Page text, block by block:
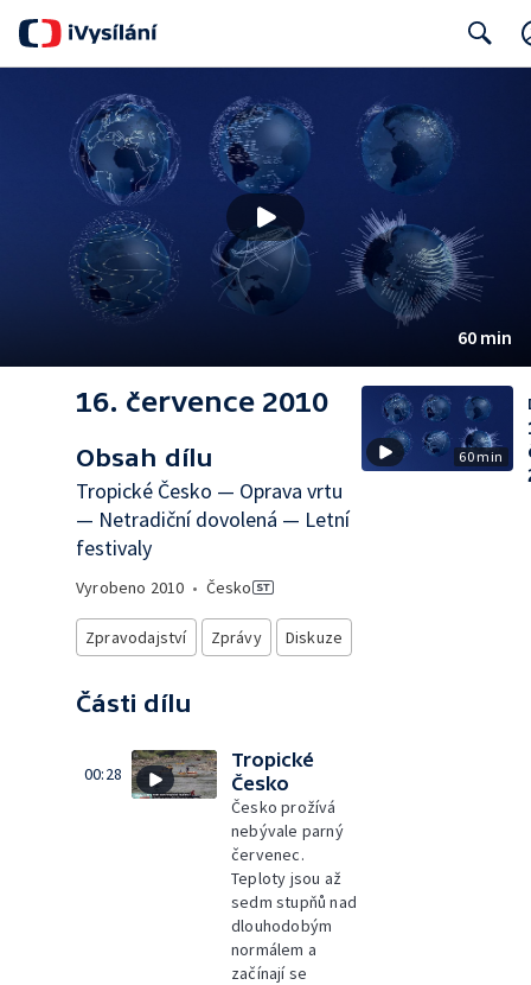
60 min
16. července 2010
Obsah dílu
Tropické Česko — Oprava vrtu
— Netradiční dovolená — Letní
festivaly
Vyrobeno 2010 • Česko
Zpravodajství Zprávy Diskuze
Části dílu
00:28
Tropické
Česko
Česko prožívá
nebývale parný
červenec.
Teploty jsou až
sedm stupňů nad
dlouhodobým
normálem a
začínají se
60 min